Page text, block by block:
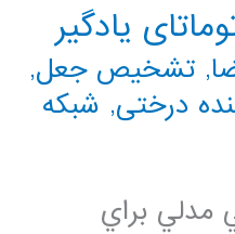
یادگیر
, تشخیص جعل,
درختی, شبکه
مدلي براي